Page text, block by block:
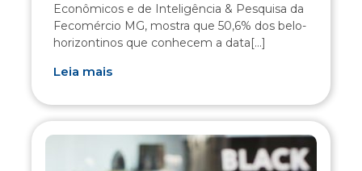
Econômicos e de Inteligência & Pesquisa da
Fecomércio MG, mostra que 50,6% dos belo-
horizontinos que conhecem a data[...]
Leia mais